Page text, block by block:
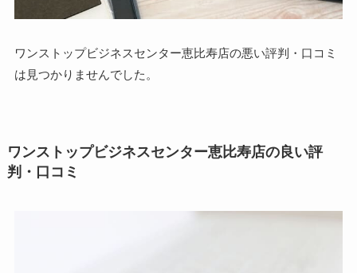
ワンストップビジネスセンター恵比寿店の悪い評判・口コミ
は見つかりませんでした。
ワンストップビジネスセンター恵比寿店の良い評
判・口コミ